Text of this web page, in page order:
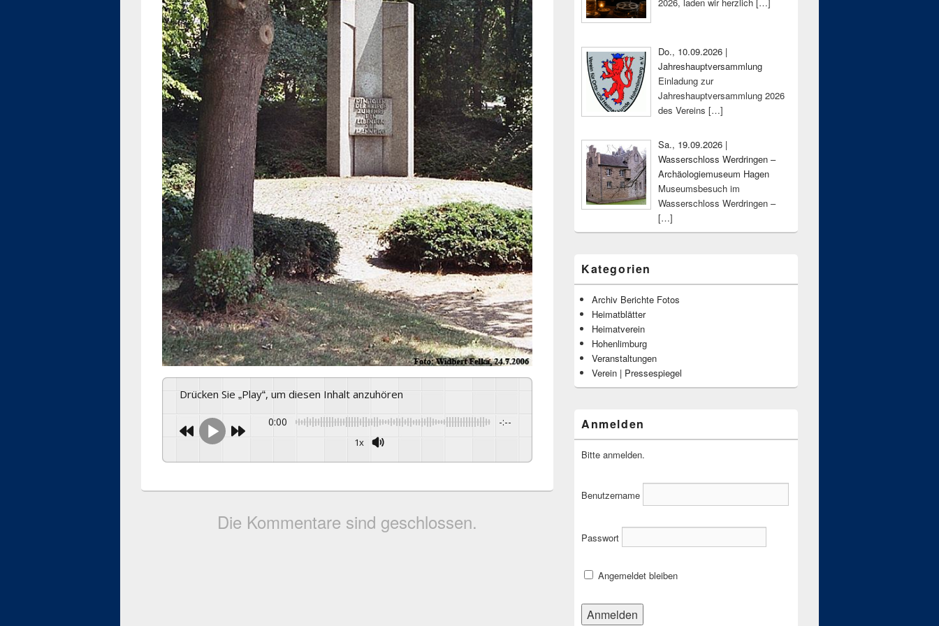
Drücken Sie „Play“, um diesen Inhalt anzuhören
0:00 -:--
1x
Die Kommentare sind geschlossen.
Do., 10.09.2026 |
Jahreshauptversammlung
Einladung zur
Jahreshauptversammlung 2026
des Vereins […]
Sa., 19.09.2026 |
Wasserschloss Werdringen –
Archäologiemuseum Hagen
Museumsbesuch im
Wasserschloss Werdringen –
[…]
Kategorien
Archiv Berichte Fotos
Heimatblätter
Heimatverein
Hohenlimburg
Veranstaltungen
Verein | Pressespiegel
Anmelden
Bitte anmelden.
Benutzername
Passwort
Angemeldet bleiben